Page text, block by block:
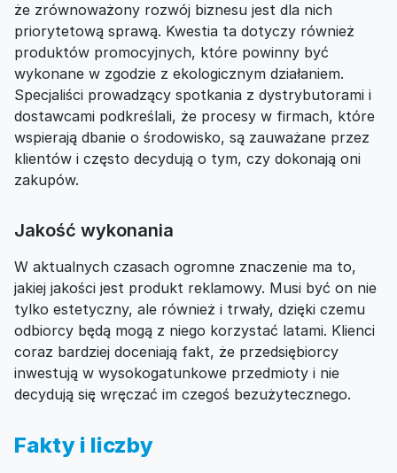
że zrównoważony rozwój biznesu jest dla nich
priorytetową sprawą. Kwestia ta dotyczy również
produktów promocyjnych, które powinny być
wykonane w zgodzie z ekologicznym działaniem.
Specjaliści prowadzący spotkania z dystrybutorami i
dostawcami podkreślali, że procesy w firmach, które
wspierają dbanie o środowisko, są zauważane przez
klientów i często decydują o tym, czy dokonają oni
zakupów.
Jakość wykonania
W aktualnych czasach ogromne znaczenie ma to,
jakiej jakości jest produkt reklamowy. Musi być on nie
tylko estetyczny, ale również i trwały, dzięki czemu
odbiorcy będą mogą z niego korzystać latami. Klienci
coraz bardziej doceniają fakt, że przedsiębiorcy
inwestują w wysokogatunkowe przedmioty i nie
decydują się wręczać im czegoś bezużytecznego.
Fakty i liczby